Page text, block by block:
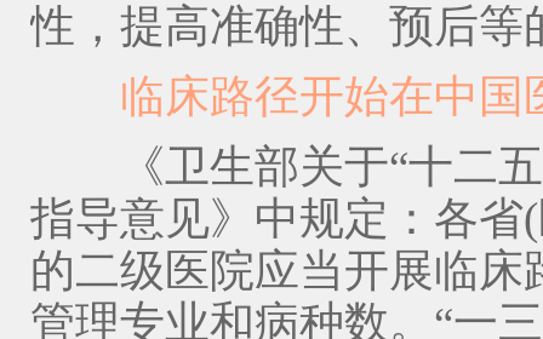
性，提高准确性、预后等
临床路径开始在中国
《卫生部关于“十二五
指导意见》中规定：各省
的二级医院应当开展临
管理专业和病种数。“一